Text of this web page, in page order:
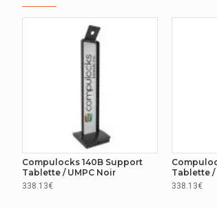
Compulocks 140B Support
Tablette / UMPC Noir
338.13€
Tablette /
338.13€